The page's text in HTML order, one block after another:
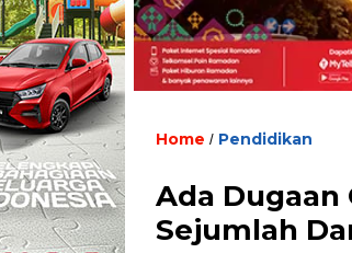
Home / Pendidikan
Ada Dugaan
Sejumlah